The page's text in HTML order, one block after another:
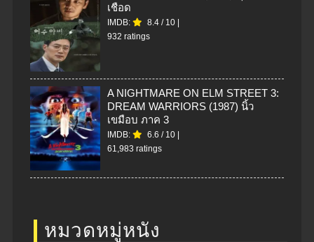
เชือด
IMDB: 8.4 / 10 |
932 ratings
A NIGHTMARE ON ELM STREET 3:
DREAM WARRIORS (1987) นิ้ว
เขมือบ ภาค 3
IMDB: 6.6 / 10 |
61,983 ratings
หมวดหมู่หนัง